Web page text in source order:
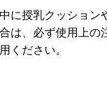
に授乳クッション
は、必ず使用上の
ください。